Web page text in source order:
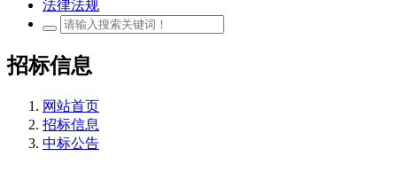
法律法规
招标信息
网站首页
招标信息
中标公告